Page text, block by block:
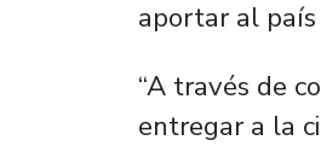
aportar al país
“A través de
entregar a la